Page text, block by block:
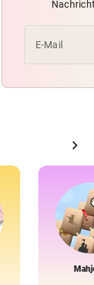
E-Mail
chevron_right